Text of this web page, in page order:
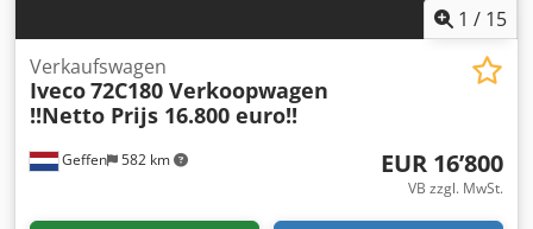
Deutschland !
1 / 15
Geffen 582 km
Verkaufswagen
Iveco72C180 Verkoopwagen
!!Netto Prijs 16.800 euro!!
EUR 16’800
VB zzgl. MwSt.